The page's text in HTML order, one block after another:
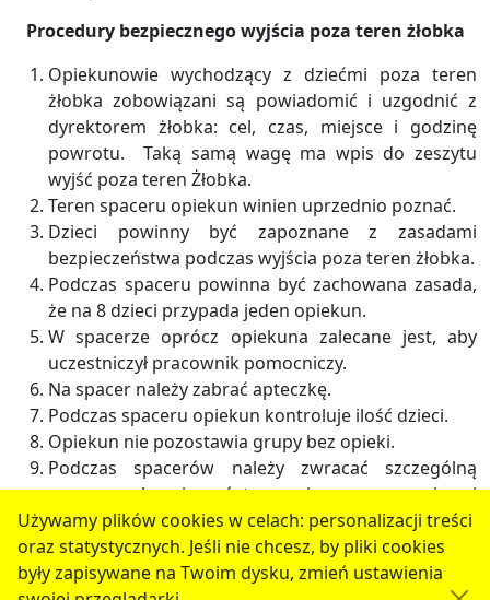
Używamy plików cookies w celach: personalizacji treści
oraz statystycznych. Jeśli nie chcesz, by pliki cookies
były zapisywane na Twoim dysku, zmień ustawienia
Procedury bezpiecznego wyjścia poza teren żłobka
Opiekunowie wychodzący z dziećmi poza teren
żłobka zobowiązani są powiadomić i uzgodnić z
dyrektorem żłobka: cel, czas, miejsce i godzinę
powrotu. Taką samą wagę ma wpis do zeszytu
wyjść poza teren Żłobka.
Teren spaceru opiekun winien uprzednio poznać.
Dzieci powinny być zapoznane z zasadami
bezpieczeństwa podczas wyjścia poza teren żłobka.
Podczas spaceru powinna być zachowana zasada,
że na 8 dzieci przypada jeden opiekun.
W spacerze oprócz opiekuna zalecane jest, aby
uczestniczył pracownik pomocniczy.
Na spacer należy zabrać apteczkę.
Podczas spaceru opiekun kontroluje ilość dzieci.
Opiekun nie pozostawia grupy bez opieki.
Podczas spacerów należy zwracać szczególną
uwagę na bezpieczeństwo związane z przepisami
ruchu drogowego.
serwis jest częścią portalu miejskiegowww.chojnow.eu
przygotowanego przez
MEDIART (w